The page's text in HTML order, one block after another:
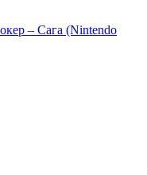
– Сага (Nintendo